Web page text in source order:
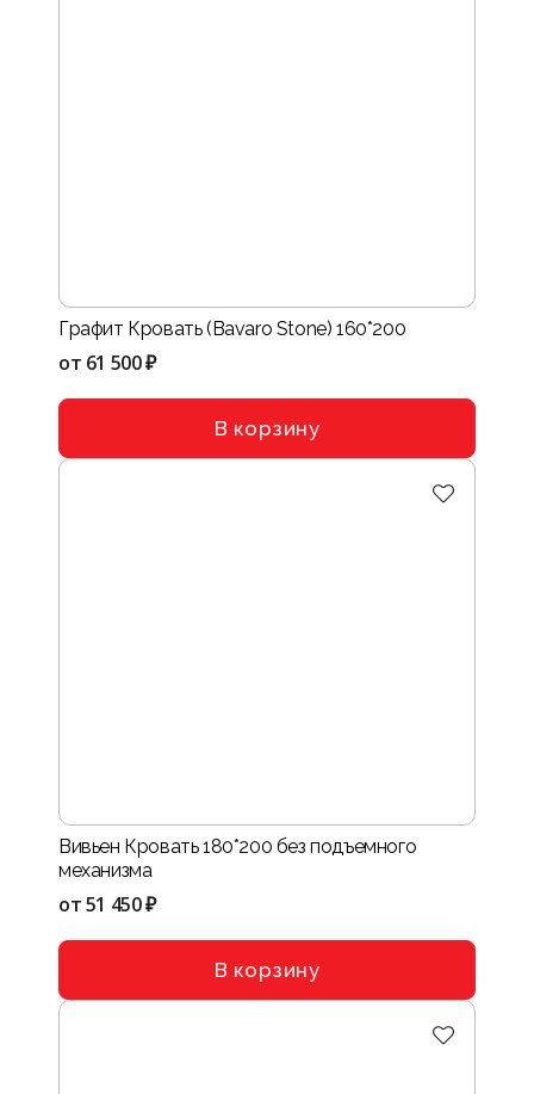
Графит Кровать (Bavaro Stone) 160*200
от 61 500 ₽
В корзину
Вивьен Кровать 180*200 без подъемного
механизма
от51 450 ₽
В корзину